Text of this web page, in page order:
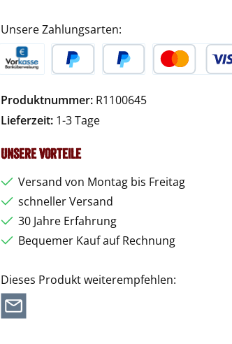
Unsere Zahlungsarten:
Produktnummer: R1100645
Lieferzeit: 1-3 Tage
Unsere Vorteile
Versand von Montag bis Freitag
schneller Versand
30 Jahre Erfahrung
Bequemer Kauf auf Rechnung
Dieses Produkt weiterempfehlen: